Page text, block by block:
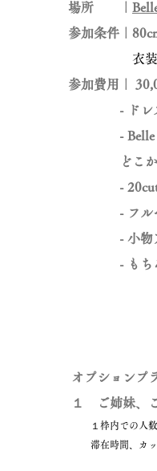
場所 ｜
参加条件｜
衣装は、サ
参加費用｜
- ドレスデ
- Belle
どこから撮
- 20cut 写
- フ
- 小物アレ
- もちろん
オプションプ
１ ご姉妹、
１枠内での人数
滞在時間、カッ